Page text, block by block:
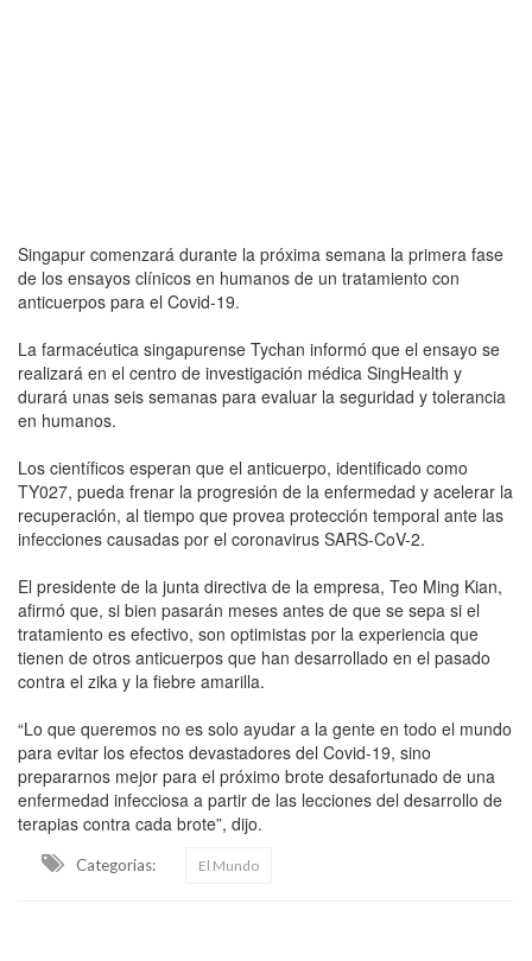
Singapur comenzará durante la próxima semana la primera fase
de los ensayos clínicos en humanos de un tratamiento con
anticuerpos para el Covid-19.
La farmacéutica singapurense Tychan informó que el ensayo se
realizará en el centro de investigación médica SingHealth y
durará unas seis semanas para evaluar la seguridad y tolerancia
en humanos.
Los científicos esperan que el anticuerpo, identificado como
TY027, pueda frenar la progresión de la enfermedad y acelerar la
recuperación, al tiempo que provea protección temporal ante las
infecciones causadas por el coronavirus SARS-CoV-2.
El presidente de la junta directiva de la empresa, Teo Ming Kian,
afirmó que, si bien pasarán meses antes de que se sepa si el
tratamiento es efectivo, son optimistas por la experiencia que
tienen de otros anticuerpos que han desarrollado en el pasado
contra el zika y la fiebre amarilla.
“Lo que queremos no es solo ayudar a la gente en todo el mundo
para evitar los efectos devastadores del Covid-19, sino
prepararnos mejor para el próximo brote desafortunado de una
enfermedad infecciosa a partir de las lecciones del desarrollo de
terapias contra cada brote”, dijo.
Categorias: El Mundo